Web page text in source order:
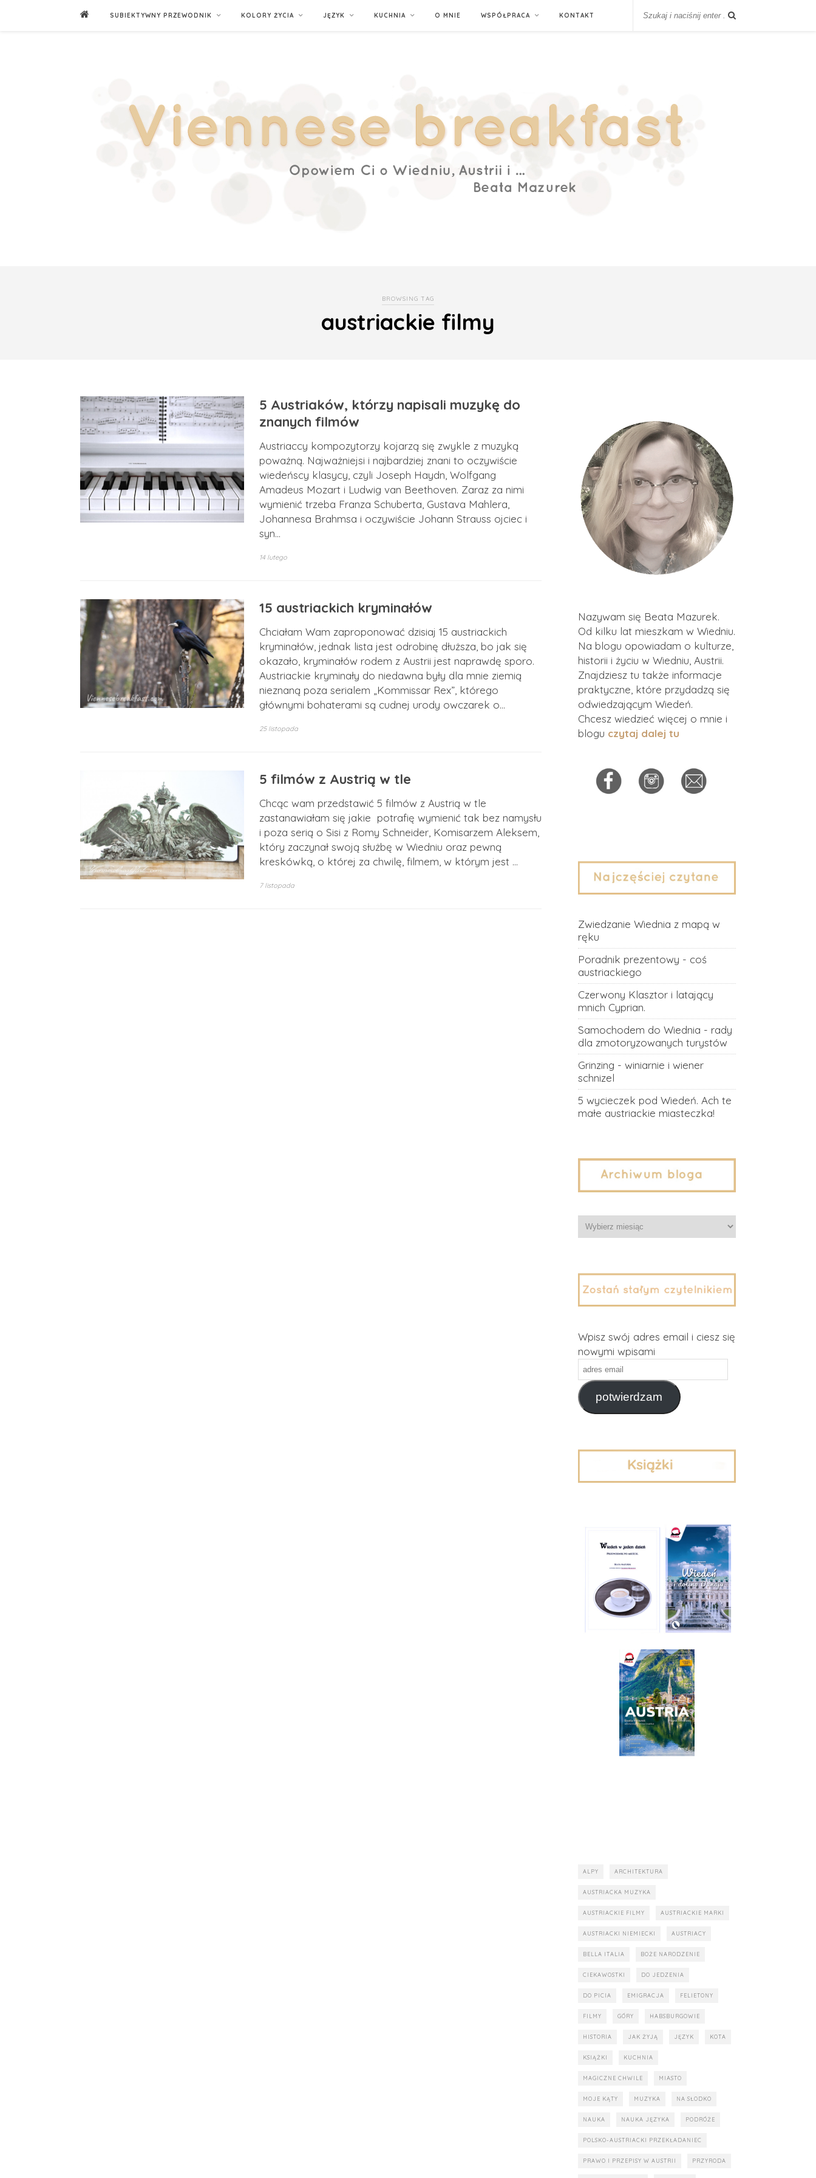
SUBIEKTYWNY PRZEWODNIK KOLORY ŻYCIA JĘZYK KUCHNIA O MNIE WSPÓŁPRACA KONTAKT
BROWSING TAG
austriackie filmy
5 Austriaków, którzy napisali muzykę do
znanych filmów
Austriaccy kompozytorzy kojarzą się zwykle z muzyką
poważną. Najważniejsi i najbardziej znani to oczywiście
wiedeńscy klasycy, czyli Joseph Haydn, Wolfgang
Amadeus Mozart i Ludwig van Beethoven. Zaraz za nimi
wymienić trzeba Franza Schuberta, Gustava Mahlera,
Johannesa Brahmsa i oczywiście Johann Strauss ojciec i
syn…
14 lutego
15 austriackich kryminałów
Chciałam Wam zaproponować dzisiaj 15 austriackich
kryminałów, jednak lista jest odrobinę dłuższa, bo jak się
okazało, kryminałów rodem z Austrii jest naprawdę sporo.
Austriackie kryminały do niedawna były dla mnie ziemią
nieznaną poza serialem „Kommissar Rex”, którego
głównymi bohaterami są cudnej urody owczarek o…
25 listopada
5 filmów z Austrią w tle
Chcąc wam przedstawić 5 filmów z Austrią w tle
zastanawiałam się jakie potrafię wymienić tak bez namysłu
i poza serią o Sisi z Romy Schneider, Komisarzem Aleksem,
który zaczynał swoją służbę w Wiedniu oraz pewną
kreskówką, o której za chwilę, filmem, w którym jest …
7 listopada
Nazywam się Beata Mazurek.
Od kilku lat mieszkam w Wiedniu.
Na blogu opowiadam o kulturze,
historii i życiu w Wiedniu, Austrii.
Znajdziesz tu także informacje
praktyczne, które przydadzą się
odwiedzającym Wiedeń.
Chcesz wiedzieć więcej o mnie i
blogu czytaj dalej tu
Zwiedzanie Wiednia z mapą w
ręku
Poradnik prezentowy - coś
austriackiego
Czerwony Klasztor i latający
mnich Cyprian.
Samochodem do Wiednia - rady
dla zmotoryzowanych turystów
Grinzing - winiarnie i wiener
schnizel
5 wycieczek pod Wiedeń. Ach te
małe austriackie miasteczka!
Archiwa
Wpisz swój adres email i ciesz się
nowymi wpisami
adres
email
potwierdzam
ALPY ARCHITEKTURA
AUSTRIACKA MUZYKA
AUSTRIACKIE FILMY AUSTRIACKIE MARKI
AUSTRIACKI NIEMIECKI AUSTRIACY
BELLA ITALIA BOŻE NARODZENIE
CIEKAWOSTKI DO JEDZENIA
DO PICIA EMIGRACJA FELIETONY
FILMY GÓRY HABSBURGOWIE
HISTORIA JAK ŻYJĄ JĘZYK KOTA
KSIĄŻKI KUCHNIA
MAGICZNE CHWILE MIASTO
MOJE KĄTY MUZYKA NA SŁODKO
NAUKA NAUKA JĘZYKA PODRÓŻE
POLSKO-AUSTRIACKI PRZEKŁADANIEC
PRAWO I PRZEPISY W AUSTRII PRZYRODA